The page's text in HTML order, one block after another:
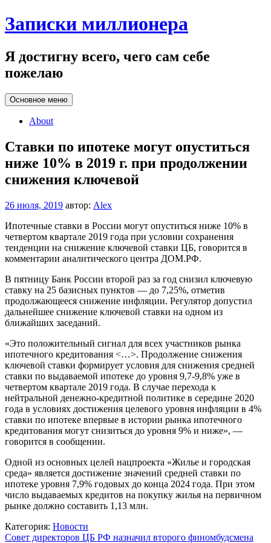
Перейти
к
Записки миллионера
Я достигну всего, чего сам себе
пожелаю
Основное меню
About
Ставки по ипотеке могут опуститься
ниже 10% в 2019 г. при продолжении
снижения ключевой
26 июля, 2019 автор: Alex
Ипотечные ставки в России могут опуститься ниже 10% в
четвертом квартале 2019 года при условии сохранения
тенденции на снижение ключевой ставки ЦБ, говорится в
комментарии аналитического центра ДОМ.РФ.
В пятницу Банк России второй раз за год снизил ключевую
ставку на 25 базисных пунктов — до 7,25%, отметив
продолжающееся снижение инфляции. Регулятор допустил
дальнейшее снижение ключевой ставки на одном из
ближайших заседаний.
«Это положительный сигнал для всех участников рынка
ипотечного кредитования <…>. Продолжение снижения
ключевой ставки формирует условия для снижения средней
ставки по выдаваемой ипотеке до уровня 9,7-9,8% уже в
четвертом квартале 2019 года. В случае перехода к
нейтральной денежно-кредитной политике в середине 2020
года в условиях достижения целевого уровня инфляции в 4%
ставки по ипотеке впервые в истории рынка ипотечного
кредитования могут снизиться до уровня 9% и ниже», —
говорится в сообщении.
Одной из основных целей нацпроекта «Жилье и городская
среда» является достижение значений средней ставки по
ипотеке уровня 7,9% годовых до конца 2024 года. При этом
число выдаваемых кредитов на покупку жилья на первичном
рынке должно составить 1,13 млн.
Категория: Новости
Навигация
Совет директоров ЦБ РФ назначил второго финомбудсмена